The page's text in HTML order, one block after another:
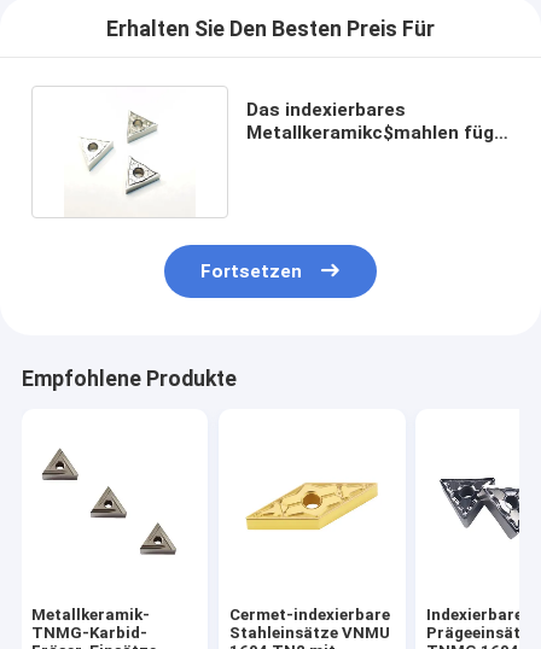
Erhalten Sie Den Besten Preis Für
Das indexierbares
Metallkeramikc$mahlen fügt
Fortsetzen
Empfohlene Produkte
Metallkeramik-
TNMG-Karbid-
Cermet-indexierbare
Stahleinsätze VNMU
Indexierbare
Prägeeinsätze